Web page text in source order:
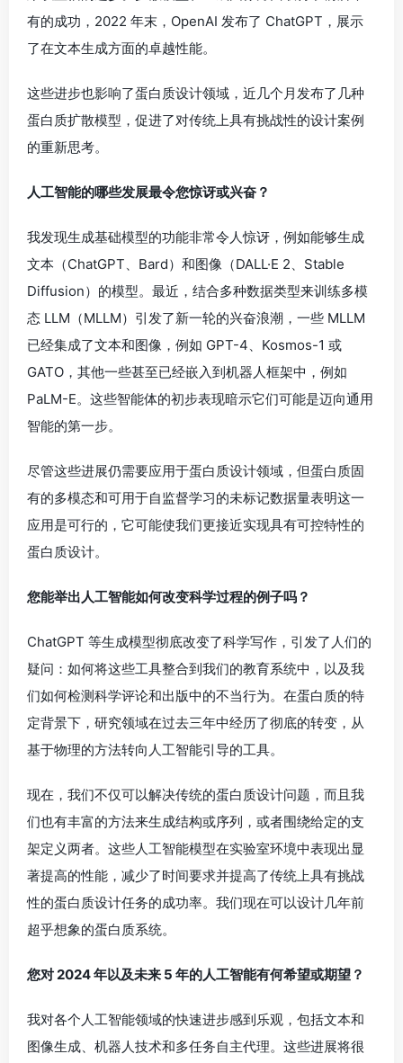
有的成功，2022 年末，OpenAI 发布了 ChatGPT，展示
了在文本生成方面的卓越性能。
这些进步也影响了蛋白质设计领域，近几个月发布了几种
蛋白质扩散模型，促进了对传统上具有挑战性的设计案例
的重新思考。
人工智能的哪些发展最令您惊讶或兴奋？
我发现生成基础模型的功能非常令人惊讶，例如能够生成
文本（ChatGPT、Bard）和图像（DALL·E 2、Stable
Diffusion）的模型。最近，结合多种数据类型来训练多模
态 LLM（MLLM）引发了新一轮的兴奋浪潮，一些 MLLM
已经集成了文本和图像，例如 GPT-4、Kosmos-1 或
GATO，其他一些甚至已经嵌入到机器人框架中，例如
PaLM-E。这些智能体的初步表现暗示它们可能是迈向通用
智能的第一步。
尽管这些进展仍需要应用于蛋白质设计领域，但蛋白质固
有的多模态和可用于自监督学习的未标记数据量表明这一
应用是可行的，它可能使我们更接近实现具有可控特性的
蛋白质设计。
您能举出人工智能如何改变科学过程的例子吗？
ChatGPT 等生成模型彻底改变了科学写作，引发了人们的
疑问：如何将这些工具整合到我们的教育系统中，以及我
们如何检测科学评论和出版中的不当行为。在蛋白质的特
定背景下，研究领域在过去三年中经历了彻底的转变，从
基于物理的方法转向人工智能引导的工具。
现在，我们不仅可以解决传统的蛋白质设计问题，而且我
们也有丰富的方法来生成结构或序列，或者围绕给定的支
架定义两者。这些人工智能模型在实验室环境中表现出显
著提高的性能，减少了时间要求并提高了传统上具有挑战
性的蛋白质设计任务的成功率。我们现在可以设计几年前
超乎想象的蛋白质系统。
您对 2024 年以及未来 5 年的人工智能有何希望或期望？
我对各个人工智能领域的快速进步感到乐观，包括文本和
图像生成、机器人技术和多任务自主代理。这些进展将很